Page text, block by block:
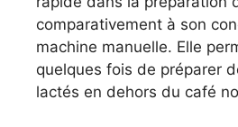
comparativement à son
machine manuelle. Elle
quelques fois de préparer
lactés en dehors du café